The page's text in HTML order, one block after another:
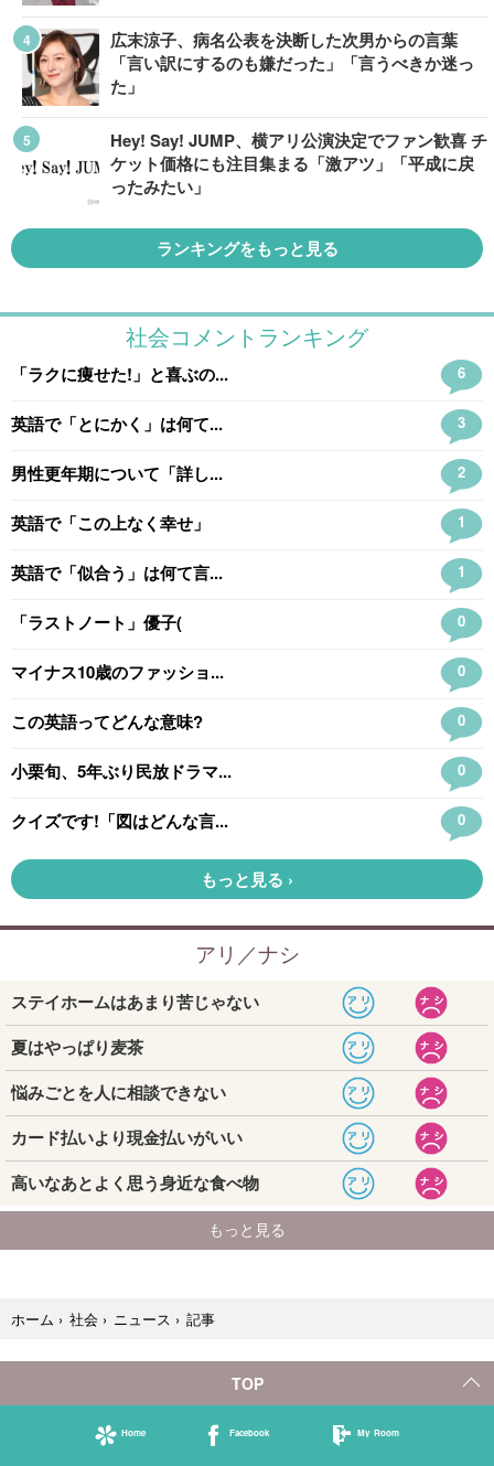
広末涼子、病名公表を決断した次男からの言葉
「言い訳にするのも嫌だった」「言うべきか迷っ
た」
Hey! Say! JUMP、横アリ公演決定でファン歓喜 チ
ケット価格にも注目集まる「激アツ」「平成に戻
ったみたい」
ランキングをもっと見る
ホーム › 社会 › ニュース › 記事
TOP
Home Facebook My Room